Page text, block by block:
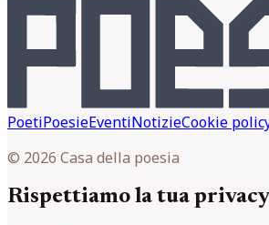
PoetiPoesieEventiNotizieCookie
© 2026 Casa della poesia
Rispettiamo la tua privacy